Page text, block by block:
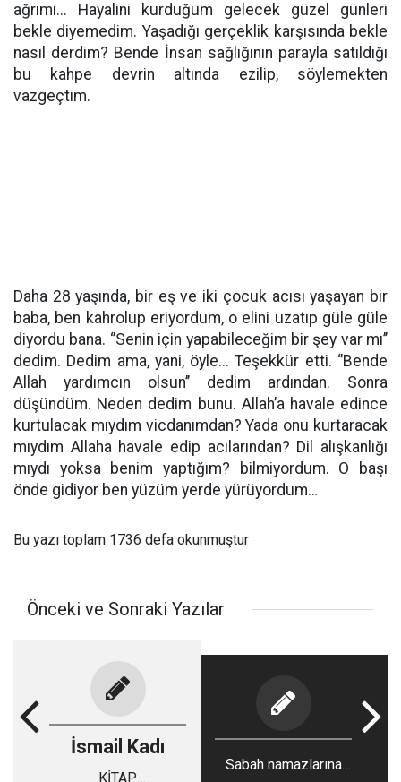
ağrımı... Hayalini kurduğum gelecek güzel günleri
bekle diyemedim. Yaşadığı gerçeklik karşısında bekle
nasıl derdim? Bende İnsan sağlığının parayla satıldığı
bu kahpe devrin altında ezilip, söylemekten
vazgeçtim.
Daha 28 yaşında, bir eş ve iki çocuk acısı yaşayan bir
baba, ben kahrolup eriyordum, o elini uzatıp güle güle
diyordu bana. ‘’Senin için yapabileceğim bir şey var mı’’
dedim. Dedim ama, yani, öyle... Teşekkür etti. ‘’Bende
Allah yardımcın olsun’’ dedim ardından. Sonra
düşündüm. Neden dedim bunu. Allah’a havale edince
kurtulacak mıydım vicdanımdan? Yada onu kurtaracak
mıydım Allaha havale edip acılarından? Dil alışkanlığı
mıydı yoksa benim yaptığım? bilmiyordum. O başı
önde gidiyor ben yüzüm yerde yürüyordum…
Bu yazı toplam 1736 defa okunmuştur
Önceki ve Sonraki Yazılar
İsmail Kadı
KİTAP
Sabah namazlarına